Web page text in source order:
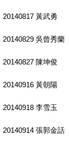
20140817 黃武勇
20140829 吳曾秀蘭
20140827 陳坤俊
20140916 黃朝陽
20140918 李雪玉
20140914 張郭金話